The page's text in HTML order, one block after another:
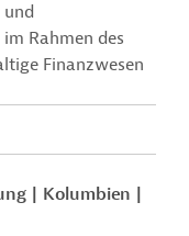
und
Rahmen des
Finanzwesen
Kolumbien